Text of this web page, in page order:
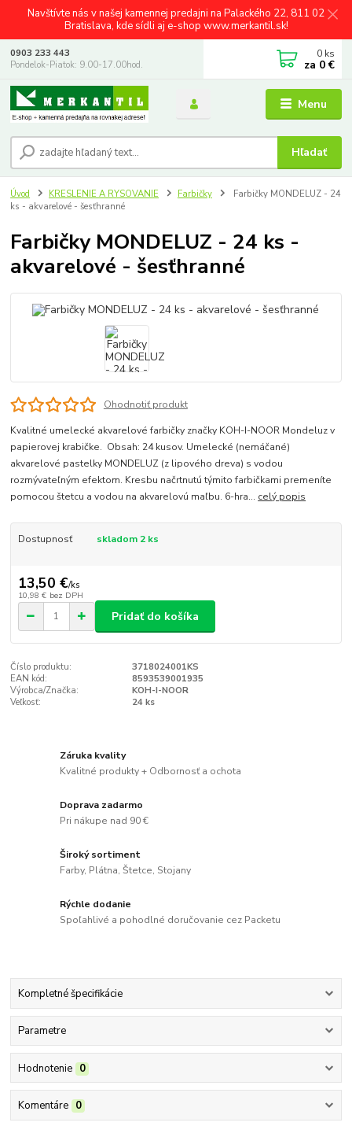
Navštívte nás v našej kamennej predajni na Palackého 22, 811 02
Bratislava, kde sídli aj e-shop www.merkantil.sk!
Menu
Hľadať
0903 233 443
Pondelok-Piatok: 9.00-17.00hod.
0 ks
za 0 €
Úvod KRESLENIE A RYSOVANIE Farbičky
Farbičky MONDELUZ - 24
ks - akvarelové - šesťhranné
Farbičky MONDELUZ - 24 ks -
akvarelové - šesťhranné
Ohodnotiť produkt
Kvalitné umelecké akvarelové farbičky značky KOH-I-NOOR Mondeluz v
papierovej krabičke. Obsah: 24 kusov. Umelecké (nemáčané)
akvarelové pastelky MONDELUZ (z lipového dreva) s vodou
rozmývateľným efektom. Kresbu načrtnutú týmito farbičkami premeníte
pomocou štetcu a vodou na akvarelovú maľbu. 6-hra... celý popis
Dostupnosť skladom 2 ks
13,50 €/ks
10,98 € bez DPH
Pridať do košíka
Číslo produktu:
3718024001KS
EAN kód:
8593539001935
Výrobca/Značka:
KOH-I-NOOR
Veľkosť:
24 ks
Záruka kvality
Kvalitné produkty + Odbornosť a ochota
Doprava zadarmo
Pri nákupe nad 90 €
Široký sortiment
Farby, Plátna, Štetce, Stojany
Rýchle dodanie
Spoľahlivé a pohodlné doručovanie cez Packetu
Kompletné špecifikácie
Parametre
Hodnotenie 0
Komentáre 0